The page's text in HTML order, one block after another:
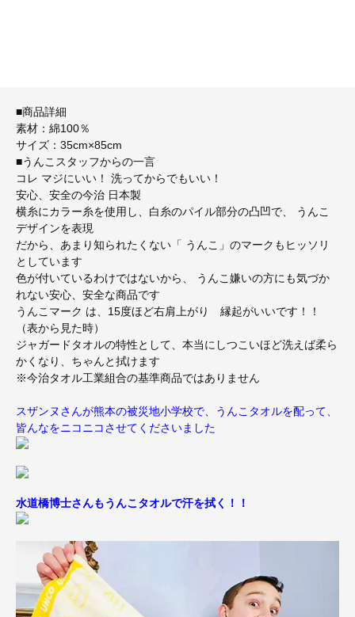
■商品詳細
素材：綿100％
サイズ：35cm×85cm
■うんこスタッフからの一言
コレ マジにいい！ 洗ってからでもいい！
安心、安全の今治 日本製
横糸にカラー糸を使用し、白糸のパイル部分の凸凹で、 うんこ
デザインを表現
だから、あまり知られたくない「 うんこ」のマークもヒッソリ
としています
色が付いているわけではないから、 うんこ嫌いの方にも気づか
れない安心、安全な商品です
うんこマーク は、15度ほど右肩上がり 縁起がいいです！！
（表から見た時）
ジャガードタオルの特性として、本当にしつこいほど洗えば柔ら
かくなり、ちゃんと拭けます
※今治タオル工業組合の基準商品ではありません
スザンヌさんが熊本の被災地小学校で、うんこタオルを配って、
皆んなをニコニコさせてくださいました
水道橋博士さんもうんこタオルで汗を拭く！！